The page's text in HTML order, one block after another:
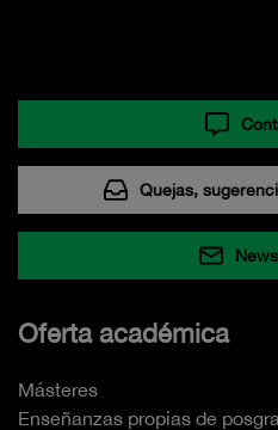
Quejas,
Oferta académica
Másteres
Enseñanzas propias de